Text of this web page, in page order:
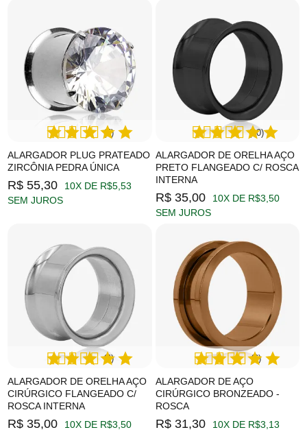
ALARGADOR PLUG PRATEADO
ZIRCÔNIA PEDRA ÚNICA
(5)
R$ 55,30
10X DE R$5,53
SEM JUROS
ALARGADOR DE ORELHA AÇO
PRETO FLANGEADO C/ ROSCA
INTERNA
(10)
R$ 35,00
10X DE R$3,50
SEM JUROS
ALARGADOR DE ORELHA AÇO
CIRÚRGICO FLANGEADO C/
ROSCA INTERNA
(4)
R$ 35,00
10X DE R$3,50
ALARGADOR DE AÇO
CIRÚRGICO BRONZEADO -
ROSCA
(6)
R$ 31,30
10X DE R$3,13